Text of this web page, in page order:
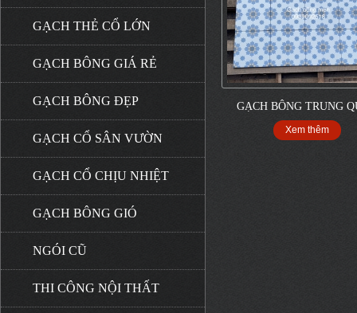
GẠCH THẺ CỔ LỚN
GẠCH BÔNG GIÁ RẺ
GẠCH BÔNG ĐẸP
GẠCH CỔ SÂN VƯỜN
GẠCH CỔ CHỊU NHIỆT
GẠCH BÔNG GIÓ
NGÓI CŨ
THI CÔNG NỘI THẤT
GẠCH BÔNG TRUNG
Xem thêm